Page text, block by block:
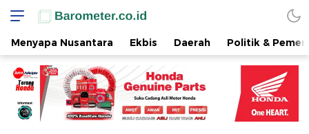
www.barometer.co.id
Berita Terkini di Sulawesi Utara
Menyapa Nusantara Ekbis Daerah Politik &